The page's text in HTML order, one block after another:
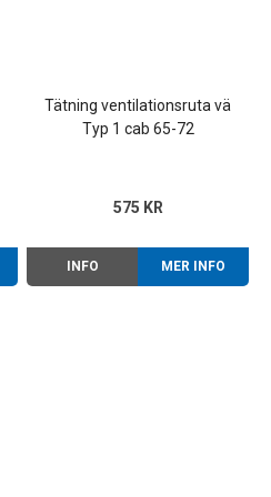
Tätning ventilationsruta vä
Typ 1 cab 65-72
575 KR
INFO MER INFO